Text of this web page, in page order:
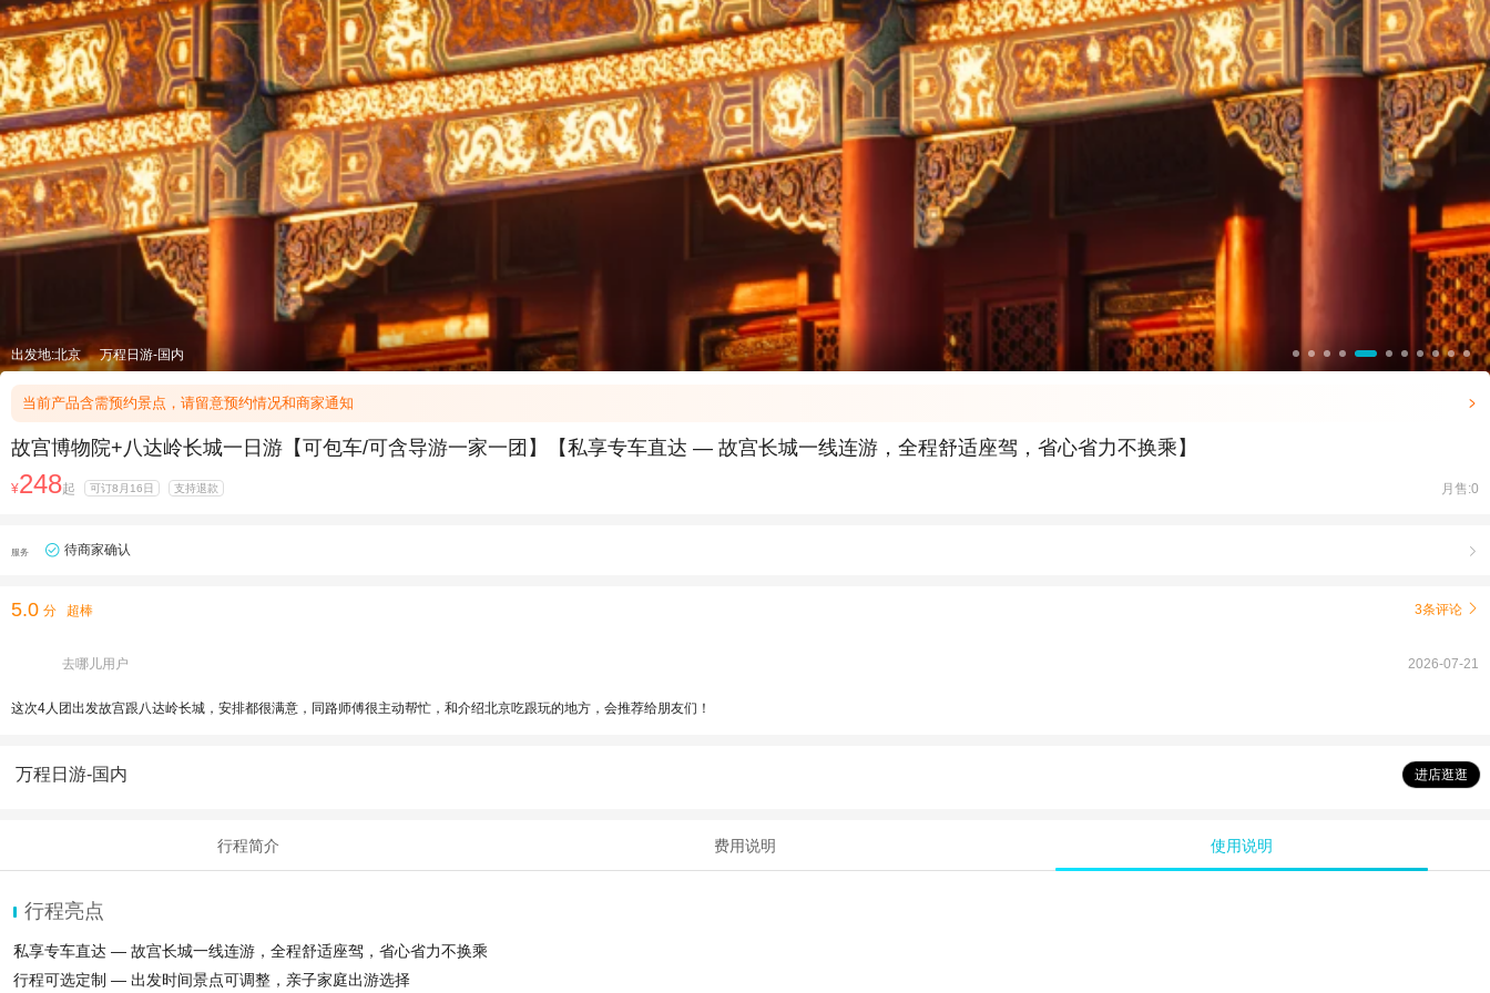
出发地:北京 万程日游-国内
当前产品含需预约景点，请留意预约情况和商家通知 
故宫博物院+八达岭长城一日游【可包车/可含导游一家一团】【私享专车直达 — 故宫长城一线连游，全程舒适座驾，省心省力不换乘】
¥248起 可订8月16日 支持退款 月售:0
服务 待商家确认 
5.0 分 超棒 3条评论 
去哪儿用户 2026-07-21
这次4人团出发故宫跟八达岭长城，安排都很满意，同路师傅很主动帮忙，和介绍北京吃跟玩的地方，会推荐给朋友们！
万程日游-国内 进店逛逛
行程简介 费用说明 使用说明
行程亮点
私享专车直达 — 故宫长城一线连游，全程舒适座驾，省心省力不换乘
行程可选定制 — 出发时间景点可调整，亲子家庭出游选择